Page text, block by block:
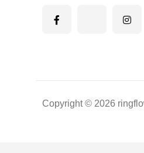
Copyright © 2026